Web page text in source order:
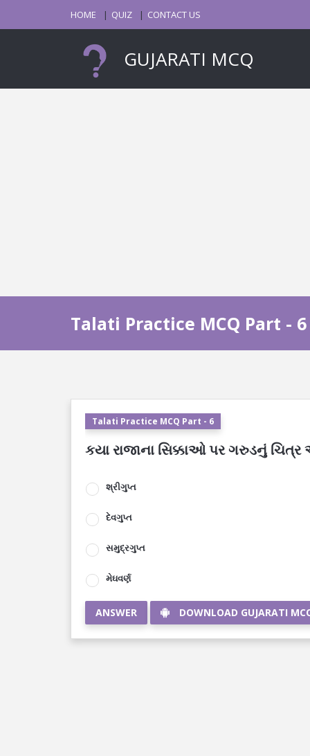
HOME QUIZ CONTACT US
GUJARATI MCQ
Talati Practice MCQ Part - 6
Talati Practice MCQ Part - 6
કયા રાજાના સિક્કાઓ પર ગરુડનું ચિત્ર
શ્રીગુપ્ત
દેવગુપ્ત
સમુદ્રગુપ્ત
મેઘવર્ણ
ANSWER DOWNLOAD GUJARATI